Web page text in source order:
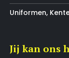
Uniformen,
Jij kan ons